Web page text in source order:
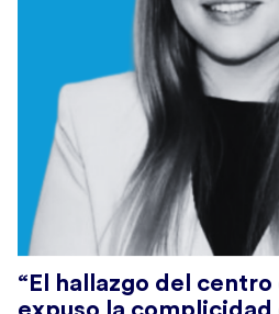
“El hallazgo del